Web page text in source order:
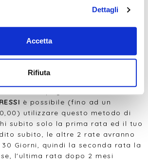
Dettagli
Accetta
Rifiuta
pagamenti digitali (e)
sicuro ed efficace,
"Paga con Carta"
Bonifico (c)cliccare sul pulsante
la Vostra banca ha completato
nostro conto.
è possibile (fino ad un
utilizzare questo metodo di
subito solo la prima rata ed il tuo
subito, le altre 2 rate avranno
Giorni, quindi la seconda rata la
l'ultima rata dopo 2 mesi